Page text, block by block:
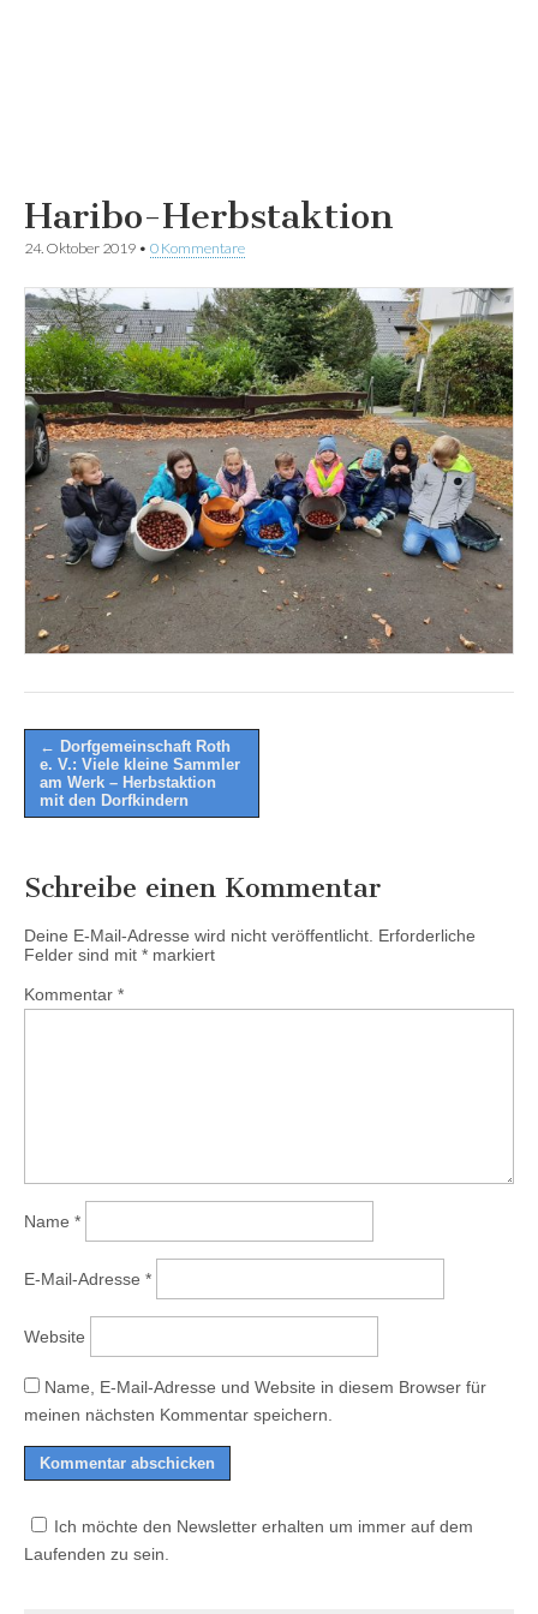
Haribo-Herbstaktion
24. Oktober 2019 • 0 Kommentare
Post
navigation
← Dorfgemeinschaft Roth
e. V.: Viele kleine Sammler
am Werk – Herbstaktion
mit den Dorfkindern
Schreibe einen Kommentar
Deine E-Mail-Adresse wird nicht veröffentlicht. Erforderliche
Felder sind mit * markiert
Kommentar *
Name *
E-Mail-Adresse *
Website
Name, E-Mail-Adresse und Website in diesem Browser für
meinen nächsten Kommentar speichern.
Ich möchte den Newsletter erhalten um immer auf dem
Laufenden zu sein.